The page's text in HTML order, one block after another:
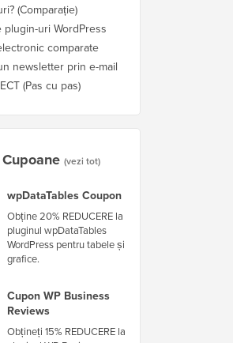
(Comparație)
uri WordPress
comparate
newsletter prin e-mail
(Pas cu pas)
(vezi tot)
wpDataTables Coupon
Obține 20% REDUCERE la
pluginul wpDataTables
WordPress pentru tabele și
grafice.
Cupon WP Business
Reviews
Obțineți 15% REDUCERE la